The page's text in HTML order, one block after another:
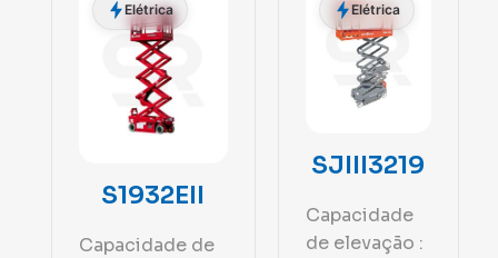
Elétrica
S1932EII
Capacidade de
Elétrica
SJIII3219
Capacidade
de elevação :